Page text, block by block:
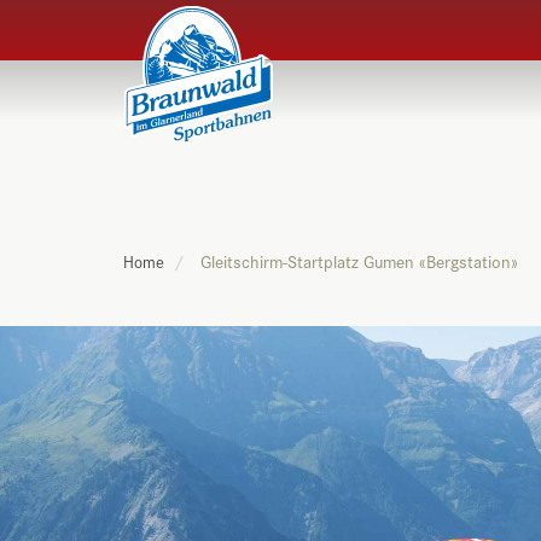
Home Gleitschirm-Startplatz Gumen «Bergstation»